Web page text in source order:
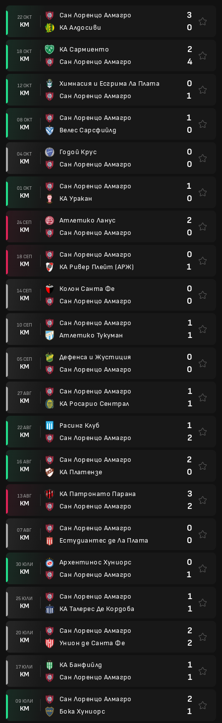
22 ОКТ
КМ
Сан Лоренцо Алмагро
КА Алдосиви
3
0
18 ОКТ
КМ
КА Сармиенто
Сан Лоренцо Алмагро
2
4
12 ОКТ
КМ
Химнасия и Есгрима Ла Плата
Сан Лоренцо Алмагро
0
1
08 ОКТ
КМ
Сан Лоренцо Алмагро
Велес Сарсфийлд
1
0
04 ОКТ
КМ
Годой Крус
Сан Лоренцо Алмагро
0
0
01 ОКТ
КМ
Сан Лоренцо Алмагро
КА Уракан
1
0
24 СЕП
КМ
Атлетико Ланус
Сан Лоренцо Алмагро
2
0
18 СЕП
КМ
Сан Лоренцо Алмагро
КА Ривер Плейт (АРЖ)
0
1
14 СЕП
КМ
Колон Санта Фе
Сан Лоренцо Алмагро
0
0
10 СЕП
КМ
Сан Лоренцо Алмагро
Атлетико Тукуман
1
1
05 СЕП
КМ
Дефенса и Жустиция
Сан Лоренцо Алмагро
0
0
27 АВГ
КМ
Сан Лоренцо Алмагро
КА Росарио Сентрал
1
1
22 АВГ
КМ
Расинг Клуб
Сан Лоренцо Алмагро
1
2
16 АВГ
КМ
Сан Лоренцо Алмагро
КА Платензе
2
0
13 АВГ
КМ
КА Патронато Парана
Сан Лоренцо Алмагро
3
2
07 АВГ
КМ
Сан Лоренцо Алмагро
Естудиантес де Ла Плата
0
0
30 ЮЛИ
КМ
Архентинос Хуниорс
Сан Лоренцо Алмагро
0
1
25 ЮЛИ
КМ
Сан Лоренцо Алмагро
КА Талерес Де Кордоба
1
1
20 ЮЛИ
КМ
Сан Лоренцо Алмагро
Унион де Санта Фе
2
2
17 ЮЛИ
КМ
КА Банфийлд
Сан Лоренцо Алмагро
1
1
09 ЮЛИ
КМ
Сан Лоренцо Алмагро
Бока Хуниорс
2
1